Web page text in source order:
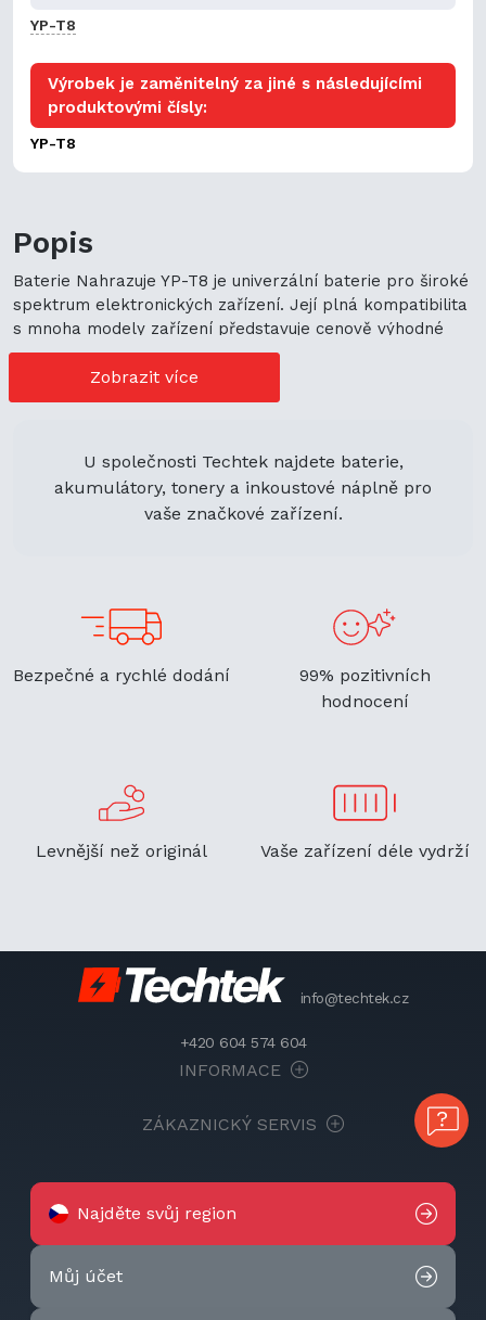
YP-T8
Výrobek je zaměnitelný za jiné s následujícími
produktovými čísly:
YP-T8
Popis
Baterie Nahrazuje YP-T8 je univerzální baterie pro široké
spektrum elektronických zařízení. Její plná kompatibilita
s mnoha modely zařízení představuje cenově výhodné
možnosti nákupu. Její univerzální použití navíc podporuje
ekologickou udržitelnost a zaručuje flexibilitu.
Zobrazit více
U společnosti Techtek najdete baterie,
akumulátory, tonery a inkoustové náplně pro
vaše značkové zařízení.
Bezpečné a rychlé dodání
99% pozitivních
hodnocení
Levnější než originál Vaše zařízení déle vydrží
info@techtek.cz
+420 604 574 604
INFORMACE
ZÁKAZNICKÝ SERVIS
Najděte svůj region
Můj účet